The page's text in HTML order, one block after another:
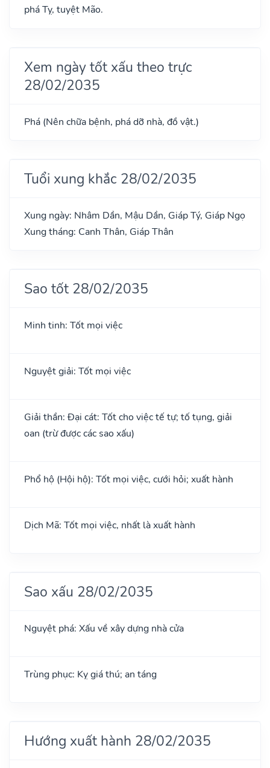
phá Tỵ, tuyệt Mão.
Xem ngày tốt xấu theo trực
28/02/2035
Phá (Nên chữa bệnh, phá dỡ nhà, đồ vật.)
Tuổi xung khắc 28/02/2035
Xung ngày: Nhâm Dần, Mậu Dần, Giáp Tý, Giáp Ngọ
Xung tháng: Canh Thân, Giáp Thân
Sao tốt 28/02/2035
Minh tinh: Tốt mọi việc
Nguyệt giải: Tốt mọi việc
Giải thần: Đại cát: Tốt cho việc tế tự; tố tụng, giải
oan (trừ được các sao xấu)
Phổ hộ (Hội hộ): Tốt mọi việc, cưới hỏi; xuất hành
Dịch Mã: Tốt mọi việc, nhất là xuất hành
Sao xấu 28/02/2035
Nguyệt phá: Xấu về xây dựng nhà cửa
Trùng phục: Kỵ giá thú; an táng
Hướng xuất hành 28/02/2035